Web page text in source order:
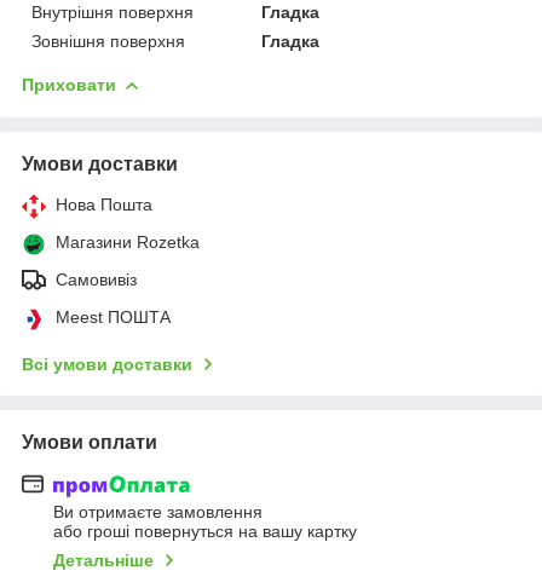
Внутрішня поверхня
Гладка
Зовнішня поверхня
Гладка
Приховати
Умови доставки
Нова Пошта
Магазини Rozetka
Самовивіз
Meest ПОШТА
Всі умови доставки
Умови оплати
Ви отримаєте замовлення
або гроші повернуться на вашу картку
Детальніше